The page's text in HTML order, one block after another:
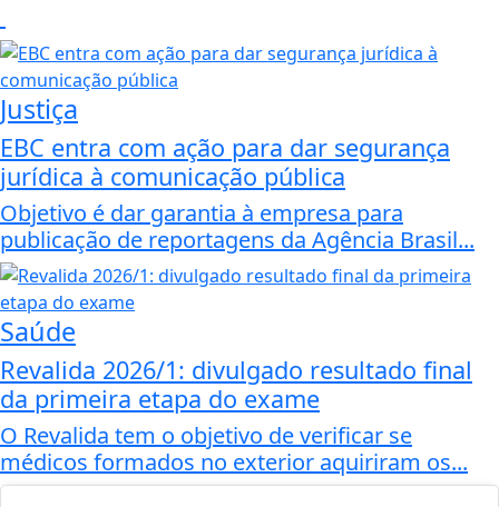
Justiça
EBC entra com ação para dar segurança
jurídica à comunicação pública
Objetivo é dar garantia à empresa para
publicação de reportagens da Agência Brasil...
Saúde
Revalida 2026/1: divulgado resultado final
da primeira etapa do exame
O Revalida tem o objetivo de verificar se
médicos formados no exterior aquiriram os...